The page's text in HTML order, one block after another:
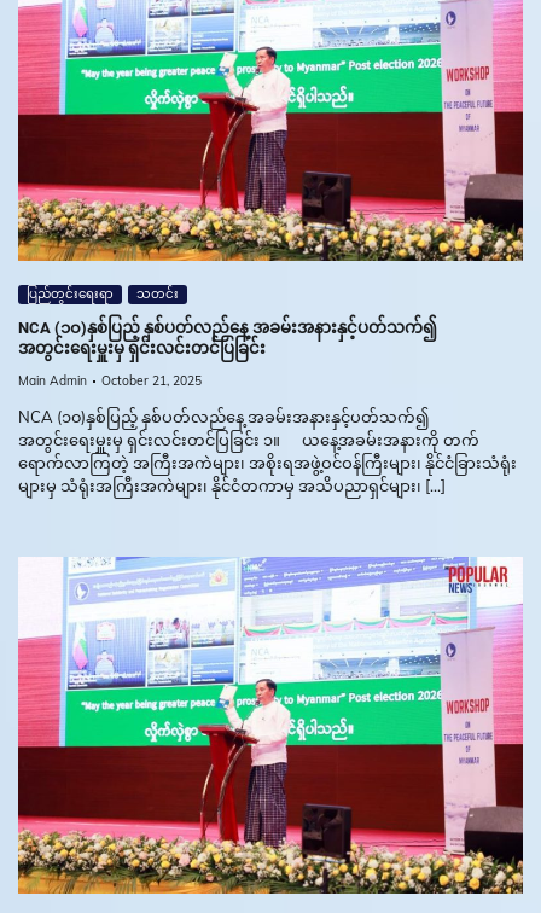
ပြည်တွင်းရေးရာ သတင်း
NCA (၁၀)နှစ်ပြည့် နှစ်ပတ်လည်နေ့ အခမ်းအနားနှင့်ပတ်သက်၍
အတွင်းရေးမှူးမှ ရှင်းလင်းတင်ပြခြင်း
Main Admin October 21, 2025
NCA (၁၀)နှစ်ပြည့် နှစ်ပတ်လည်နေ့ အခမ်းအနားနှင့်ပတ်သက်၍
အတွင်းရေးမှူးမှ ရှင်းလင်းတင်ပြခြင်း ၁။ ယနေ့အခမ်းအနားကို တက်
ရောက်လာကြတဲ့ အကြီးအကဲများ၊ အစိုးရအဖွဲ့ဝင်ဝန်ကြီးများ၊ နိုင်ငံခြားသံရုံး
များမှ သံရုံးအကြီးအကဲများ၊ နိုင်ငံတကာမှ အသိပညာရှင်များ၊ […]